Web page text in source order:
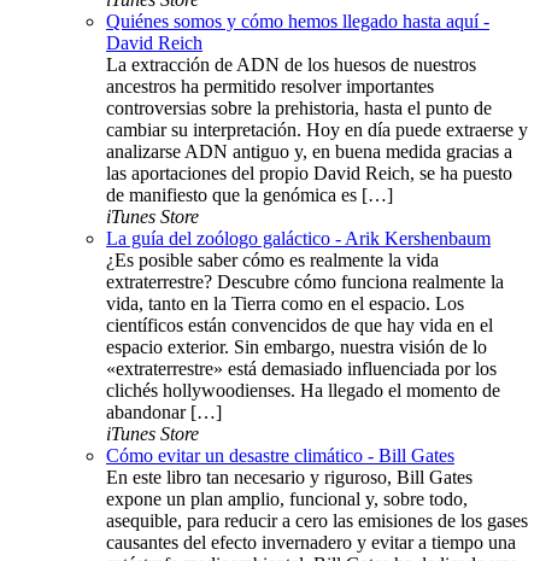
Quiénes somos y cómo hemos llegado hasta aquí -
David Reich
La extracción de ADN de los huesos de nuestros
ancestros ha permitido resolver importantes
controversias sobre la prehistoria, hasta el punto de
cambiar su interpretación. Hoy en día puede extraerse y
analizarse ADN antiguo y, en buena medida gracias a
las aportaciones del propio David Reich, se ha puesto
de manifiesto que la genómica es […]
iTunes Store
La guía del zoólogo galáctico - Arik Kershenbaum
¿Es posible saber cómo es realmente la vida
extraterrestre? Descubre cómo funciona realmente la
vida, tanto en la Tierra como en el espacio. Los
científicos están convencidos de que hay vida en el
espacio exterior. Sin embargo, nuestra visión de lo
«extraterrestre» está demasiado influenciada por los
clichés hollywoodienses. Ha llegado el momento de
abandonar […]
iTunes Store
Cómo evitar un desastre climático - Bill Gates
En este libro tan necesario y riguroso, Bill Gates
expone un plan amplio, funcional y, sobre todo,
asequible, para reducir a cero las emisiones de los gases
causantes del efecto invernadero y evitar a tiempo una